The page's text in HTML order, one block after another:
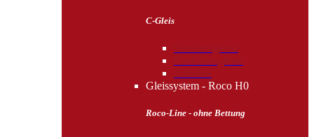
C-Gleis
Gleissystem - Roco H0
Roco-Line - ohne Bettung